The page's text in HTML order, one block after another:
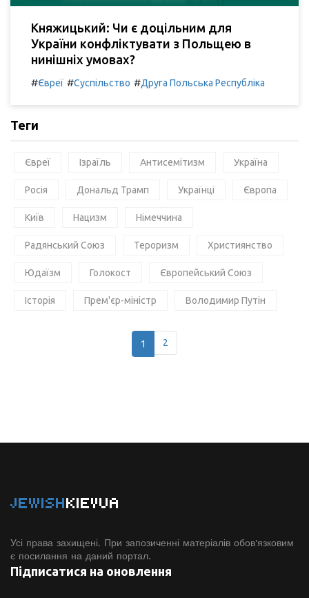
Княжицький: Чи є доцільним для
України конфліктувати з Польщею в
нинішніх умовах?
#Євреї #Суспільство #Друга Польська Республіка
Теги
Євреї Ізраїль Антисемітизм Україна
Росія Дональд Трамп Українці Європа
Київ Нацизм Німеччина
Радянський Союз Тероризм Християнство
Юдаїзм Голокост Європейський Союз
Історія Прем'єр-міністр Володимир Путін
1 2
JEWISHKIEVUA
Усі права захищені. При запозиченні матеріалів обов'язковим
є посилання на даний портал.
Підписатися на оновлення